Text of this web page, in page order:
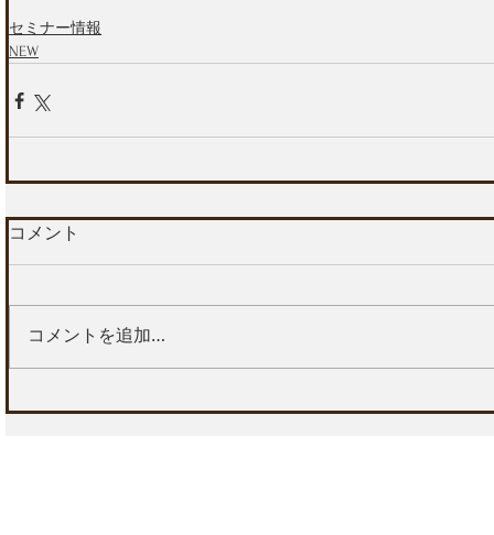
セミナー情報
NEW
コメント
コメントを追加…